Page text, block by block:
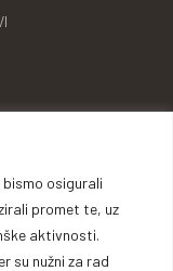
osigurali
promet te, uz
aktivnosti.
su nužni za rad